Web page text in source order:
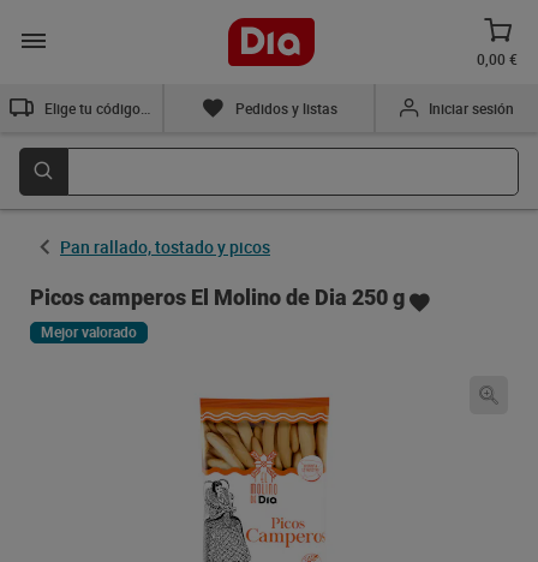
0,00 €
Pedidos y listas Iniciar sesión
Pan rallado, tostado y picos
Picos camperos El Molino de Dia 250 g
Mejor valorado